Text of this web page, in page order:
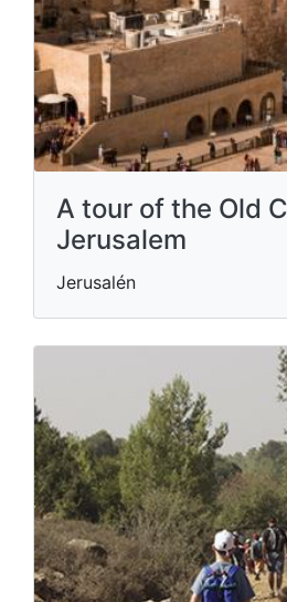
A tour of the Old
Jerusalem
Jerusalén